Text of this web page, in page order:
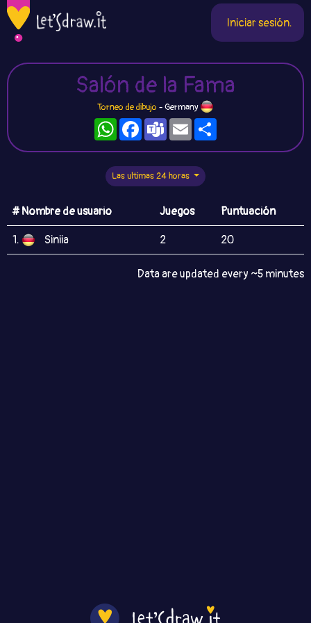
Iniciar sesión.
Salón de la Fama
Torneo de dibujo - Germany
WhatsAppFacebook
TeamsEmail
Las ultimas 24 horas
# Nombre de usuario Juegos Puntuación
1. Siniia 2 20
Data are updated every ~5 minutes